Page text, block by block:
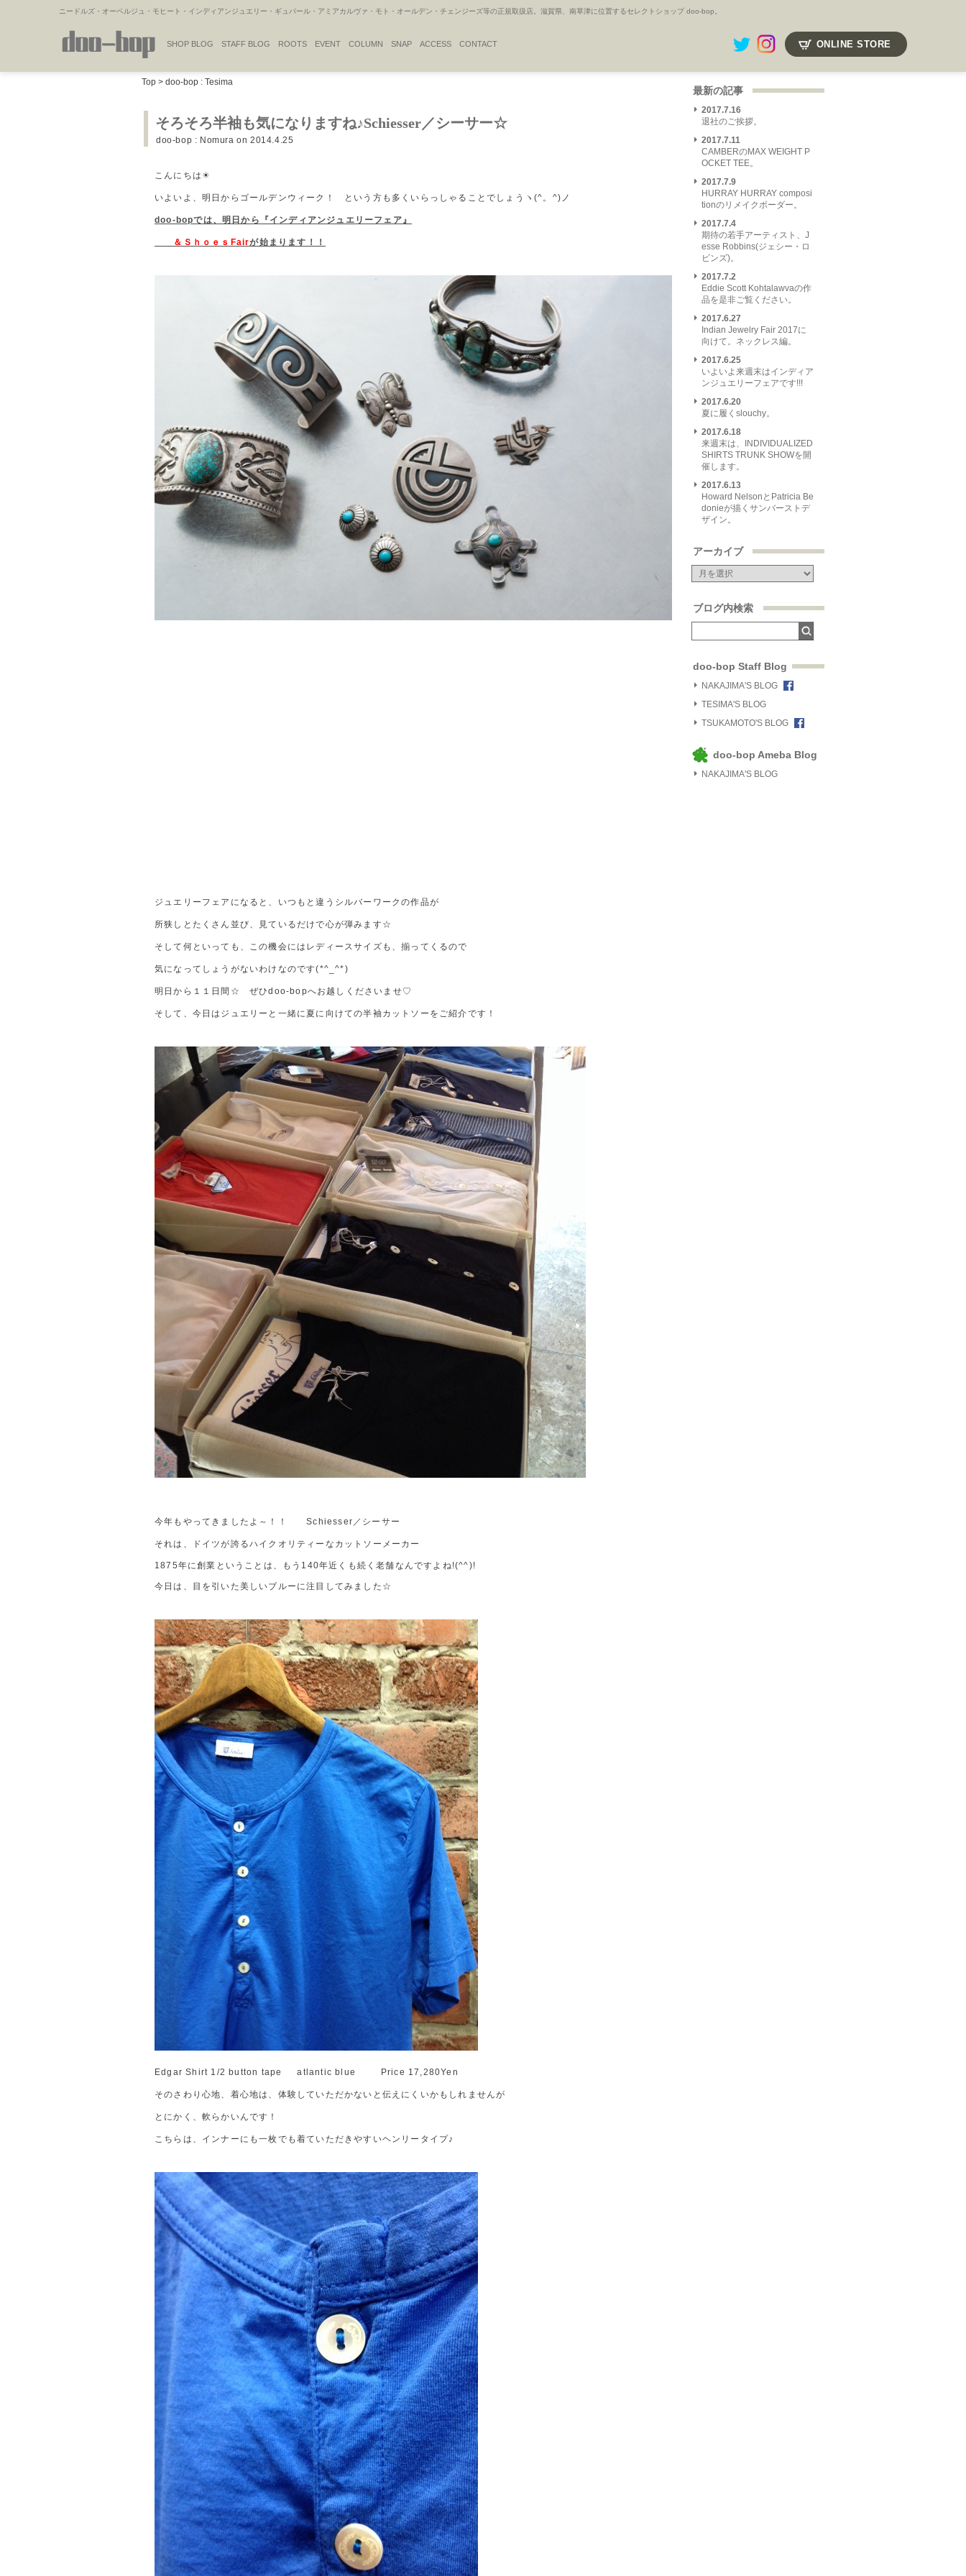
ニードルズ・オーベルジュ・モヒート・インディアンジュエリー・ギュパール・アミアカルヴァ・モト・オールデン・チェンジーズ等の正規取扱店。滋賀県、南草津に位置するセレクトショップ doo-bop。
SHOP BLOG STAFF BLOG ROOTS EVENT COLUMN SNAP ACCESS CONTACT ONLINE STORE
Top > doo-bop : Tesima
そろそろ半袖も気になりますね♪Schiesser／シーサー☆
doo-bop : Nomura on 2014.4.25
こんにちは☀
いよいよ、明日からゴールデンウィーク！ という方も多くいらっしゃることでしょうヽ(^。^)ノ
doo-bopでは、明日から『インディアンジュエリーフェア』
＆ＳｈｏｅｓFairが始まります！！
ジュエリーフェアになると、いつもと違うシルバーワークの作品が
所狭しとたくさん並び、見ているだけで心が弾みます☆
そして何といっても、この機会にはレディースサイズも、揃ってくるので
気になってしょうがないわけなのです(*^_^*)
明日から１１日間☆ ぜひdoo-bopへお越しくださいませ♡
そして、今日はジュエリーと一緒に夏に向けての半袖カットソーをご紹介です！
今年もやってきましたよ～！！ Schiesser／シーサー
それは、ドイツが誇るハイクオリティーなカットソーメーカー
1875年に創業ということは、もう140年近くも続く老舗なんですよね!(^^)!
今日は、目を引いた美しいブルーに注目してみました☆
Edgar Shirt 1/2 button tape atlantic blue Price 17,280Yen
そのさわり心地、着心地は、体験していただかないと伝えにくいかもしれませんが
とにかく、軟らかいんです！
こちらは、インナーにも一枚でも着ていただきやすいヘンリータイプ♪
最新の記事
2017.7.16
退社のご挨拶。
2017.7.11
CAMBERのMAX WEIGHT P
OCKET TEE。
2017.7.9
HURRAY HURRAY composi
tionのリメイクボーダー。
2017.7.4
期待の若手アーティスト、J
esse Robbins(ジェシー・ロ
ビンズ)。
2017.7.2
Eddie Scott Kohtalawvaの作
品を是非ご覧ください。
2017.6.27
Indian Jewelry Fair 2017に
向けて。ネックレス編。
2017.6.25
いよいよ来週末はインディア
ンジュエリーフェアです!!!
2017.6.20
夏に履くslouchy。
2017.6.18
来週末は、INDIVIDUALIZED
SHIRTS TRUNK SHOWを開
催します。
2017.6.13
Howard NelsonとPatricia Be
donieが描くサンバーストデ
ザイン。
アーカイブ
ブログ内検索
doo-bop Staff Blog
NAKAJIMA'S BLOG
TESIMA'S BLOG
TSUKAMOTO'S BLOG
doo-bop Ameba Blog
NAKAJIMA'S BLOG